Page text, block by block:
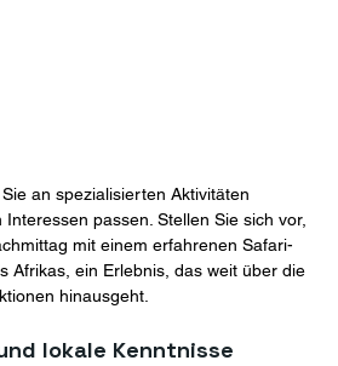
an spezialisierten Aktivitäten
passen. Stellen Sie sich vor,
mit einem erfahrenen Safari-
Afrikas, ein Erlebnis, das weit über die
hinausgeht.
lokale Kenntnisse